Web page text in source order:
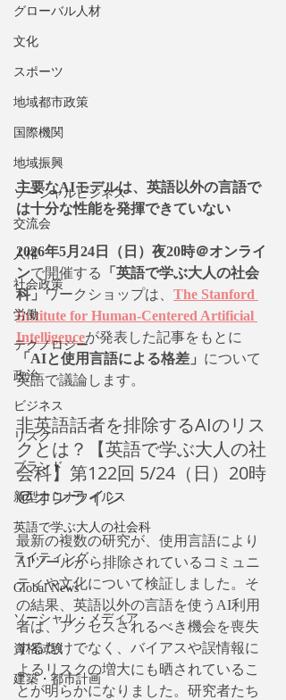
グローバル人材
文化
スポーツ
地域都市政策
国際機関
地域振興
ソーシャルビジネス
交流会
人権
社会政策
労働
テクノロジー
政治
ビジネス
リスク
ブランド
新型コロナウイルス
英語で学ぶ大人の社会科
ライティング
Global News
ソーシャル・メディア
資格試験
建築・都市計画
主要なAIモデルは、英語以外の言語で
は十分な性能を発揮できていない
2026年5月24日（日）夜20時＠オンライ
ンで開催する
「英語で学ぶ大人の社会
科」ワークショップは、 The Stanford
Institute for Human-Centered Artificial
Intelligenceが発表した記事をもとに
「AIと使用言語による格差」 について
英語で議論します。
非英語話者を排除するAIのリス
クとは？【英語で学ぶ大人の社
会科】第122回 5/24（日）20時
＠オンライン
最新の複数の研究が、使用言語により
AIツールから排除されているコミュニ
ティや文化について検証しました。そ
の結果、英語以外の言語を使うAI利用
者は、アクセスされるべき機会を喪失
するだけでなく、バイアスや誤情報に
よるリスクの増大にも晒されているこ
とが明らかになりました。研究者たち